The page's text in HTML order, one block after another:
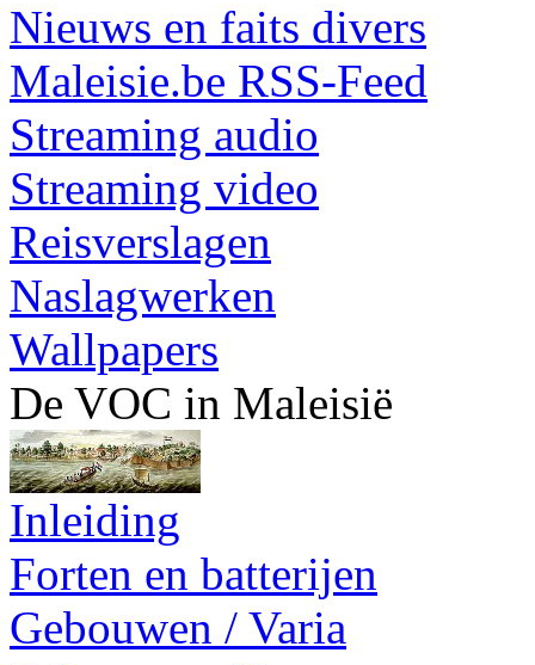
Nieuws en faits divers
Maleisie.be RSS-Feed
Streaming audio
Streaming video
Reisverslagen
Naslagwerken
Wallpapers
De VOC in Maleisië
Inleiding
Forten en batterijen
Gebouwen / Varia